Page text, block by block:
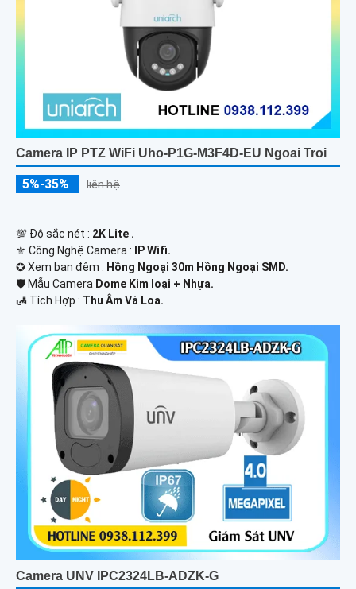
Camera IP PTZ WiFi Uho-P1G-M3F4D-EU Ngoai Troi
5%-35% liên hệ
💯 Độ sắc nét : 2K Lite .
⚜️ Công Nghệ Camera : IP Wifi.
✪ Xem ban đêm : Hồng Ngoại 30m Hồng Ngoại SMD.
🛡 Mẫu Camera Dome Kim loại + Nhựa.
️🛃 Tích Hợp : Thu Âm Và Loa.
Camera UNV IPC2324LB-ADZK-G